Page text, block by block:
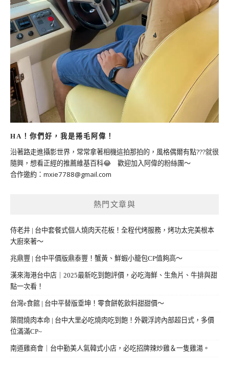
HA！你們好，我是捲毛阿偉！
沿著路走進攝影世界，常常拿著相機這拍那拍的，風格偶爾有點???就很
隨興，想看正經的推薦維基百科😂 歡迎加入阿偉的粉絲團～
合作邀約： mxie7788@gmail.com
熱門文章與
侍老井 | 台中套餐式個人燒肉天花板！全程代烤服務，烤功太完美根本
大廚來著～
兆鼎豐 | 台中平價版鼎泰豐！蟹黃、鮮蝦小籠包CP值夠高～
漢來海港台中店｜2025最新吃到飽評價，必吃海鮮、生魚片、牛排與甜
點一次看！
台灣e食館 | 台中平替版垂坤！零食餅乾飲料甜甜價～
築間燒肉本命 | 台中大里必吃燒肉吃到飽！外觀浮誇內部超日式，多價
位滿滿CP~
南道雞商會｜台中勤美人氣韓式小店，必吃招牌辣炒雞＆一隻雞湯。